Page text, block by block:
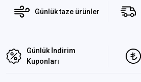
Günlük taze ürünler
Günlük İndirim
Kuponları